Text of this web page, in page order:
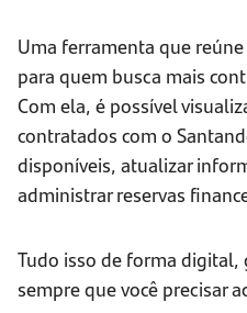
Uma ferramenta que
para quem busca mais
Com ela, é possível
contratados com o
disponíveis, atualizar
administrar reservas
Tudo isso de forma
sempre que você precisar